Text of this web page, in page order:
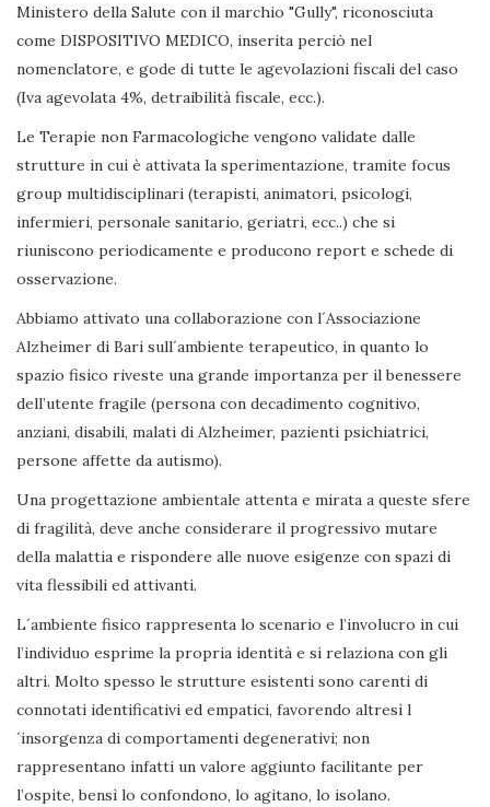
Ministero della Salute con il marchio "Gully", riconosciuta
come DISPOSITIVO MEDICO, inserita perciò nel
nomenclatore, e gode di tutte le agevolazioni fiscali del caso
(Iva agevolata 4%, detraibilità fiscale, ecc.).
Le Terapie non Farmacologiche vengono validate dalle
strutture in cui è attivata la sperimentazione, tramite focus
group multidisciplinari (terapisti, animatori, psicologi,
infermieri, personale sanitario, geriatri, ecc..) che si
riuniscono periodicamente e producono report e schede di
osservazione.
Abbiamo attivato una collaborazione con l´Associazione
Alzheimer di Bari sull´ambiente terapeutico, in quanto lo
spazio fisico riveste una grande importanza per il benessere
dell’utente fragile (persona con decadimento cognitivo,
anziani, disabili, malati di Alzheimer, pazienti psichiatrici,
persone affette da autismo).
Una progettazione ambientale attenta e mirata a queste sfere
di fragilità, deve anche considerare il progressivo mutare
della malattia e rispondere alle nuove esigenze con spazi di
vita flessibili ed attivanti.
L´ambiente fisico rappresenta lo scenario e l’involucro in cui
l’individuo esprime la propria identità e si relaziona con gli
altri. Molto spesso le strutture esistenti sono carenti di
connotati identificativi ed empatici, favorendo altresì l
´insorgenza di comportamenti degenerativi; non
rappresentano infatti un valore aggiunto facilitante per
l’ospite, bensì lo confondono, lo agitano, lo isolano.